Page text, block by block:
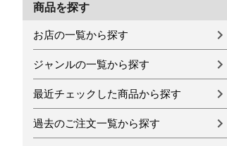
商品を探す
お店の一覧から探す
ジャンルの一覧から探す
最近チェックした商品から探す
過去のご注文一覧から探す